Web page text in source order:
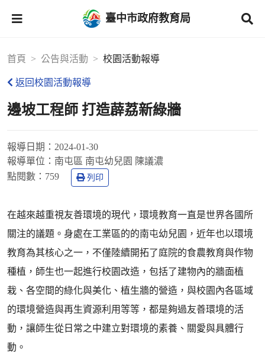
臺中市政府教育局
首頁 公告與活動 校園活動報導
返回校園活動報導
邊坡工程師 打造薜荔新綠牆
報導日期： 2024-01-30
報導單位： 南屯區 南屯幼兒園 陳議濃
點閱數： 759 列印
在越來越重視友善環境的現代，環境教育一直是世界各國所
關注的議題。身處在工業區的的南屯幼兒園，近年也以環境
教育為其核心之一，不僅陸續開拓了庭院的食農教育與作物
種植，師生也一起進行校園改造，包括了建物內的牆面植
栽、各空間的綠化與美化、植生牆的營造，與校園內各區域
的環境營造與再生資源利用等等，都是夠過友善環境的活
動，讓師生從日常之中建立對環境的素養、關愛與具體行
動。